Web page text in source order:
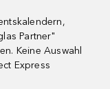
Partner"
Keine Auswahl
Express